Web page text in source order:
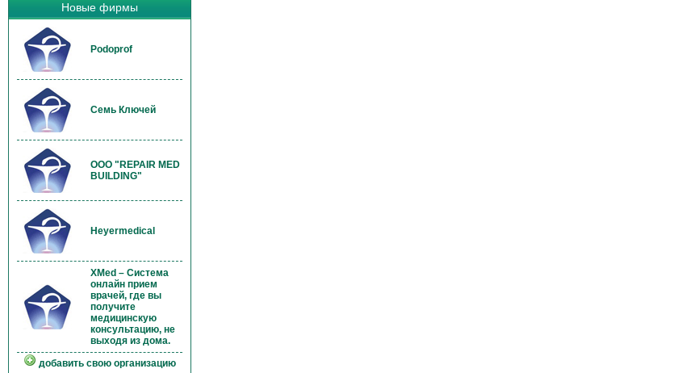
Новые фирмы
Podoprof
Семь Ключей
OOO "REPAIR MED
BUILDING"
Heyermedical
XMed – Система
онлайн прием
врачей, где вы
получите
медицинскую
консультацию, не
выходя из дома.
добавить свою организацию